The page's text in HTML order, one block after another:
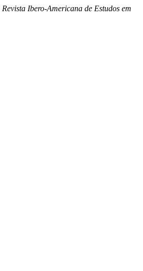
Revista Ibero-Americana de Estudos em